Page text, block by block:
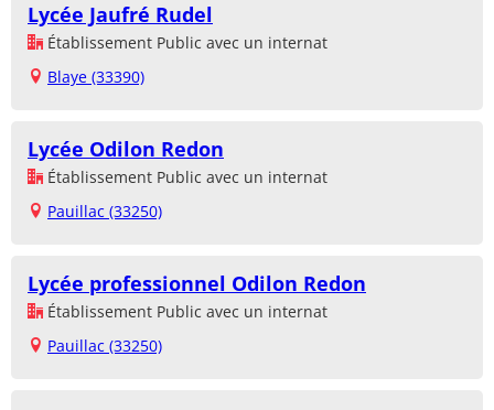
Lycée Jaufré Rudel
Établissement Public avec un internat
Blaye (33390)
Lycée Odilon Redon
Établissement Public avec un internat
Pauillac (33250)
Lycée professionnel Odilon Redon
Établissement Public avec un internat
Pauillac (33250)